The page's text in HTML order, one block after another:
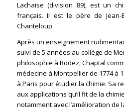
Lachaise (division 89), est un
français. Il est le père de Jean-
Chanteloup.
Après un enseignement
suivi de 5 années au collège de
philosophie à Rodez, Chaptal
médecine à Montpellier de 1774 à
à Paris pour étudier la chimie. Sa
aux applications qu’il fit de la
notamment avec l’amélioration de